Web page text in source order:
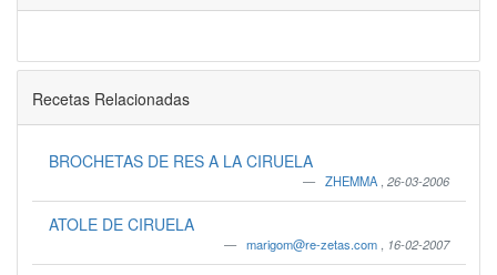
Recetas Relacionadas
BROCHETAS DE RES A LA CIRUELA
ZHEMMA 26-03-2006
ATOLE DE CIRUELA
marigom@re-zetas.com 16-02-2007